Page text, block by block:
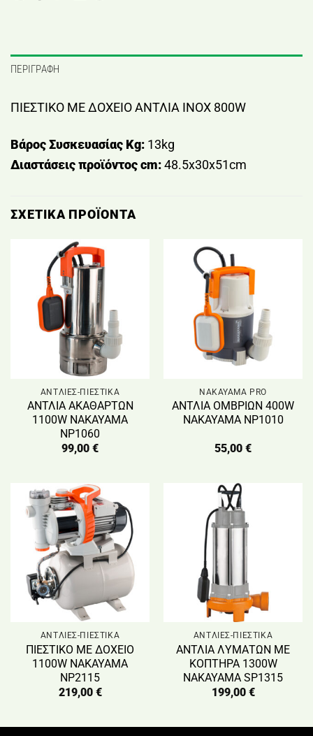
ΠΕΡΙΓΡΑΦΉ
ΠΙΕΣΤΙΚΟ ΜΕ ΔΟΧΕΙΟ ΑΝΤΛΙΑ INOX 800W
Βάρος Συσκευασίας Kg: 13kg
Διαστάσεις προϊόντος cm:48.5x30x51cm
ΣΧΕΤΙΚΆ ΠΡΟΪΌΝΤΑ
ΑΝΤΛΙΕΣ-ΠΙΕΣΤΙΚΑ
ΑΝΤΛΙΑ ΑΚΑΘΑΡΤΩΝ
1100W ΝΑΚΑΥΑΜΑ
NP1060
99,00 €
NAKAYAMA PRO
ΑΝΤΛΙΑ ΟΜΒΡΙΩΝ 400W
ΝΑΚΑΥΑΜΑ NP1010
55,00 €
ΑΝΤΛΙΕΣ-ΠΙΕΣΤΙΚΑ
ΠΙΕΣΤΙΚΟ ΜΕ ΔΟΧΕΙΟ
1100W ΝΑΚΑΥΑΜΑ
NP2115
219,00 €
ΑΝΤΛΙΕΣ-ΠΙΕΣΤΙΚΑ
ΑΝΤΛΙΑ ΛYΜΑΤΩΝ ΜΕ
ΚΟΠΤΗΡΑ 1300W
ΝΑΚΑΥΑΜΑ SP1315
199,00 €